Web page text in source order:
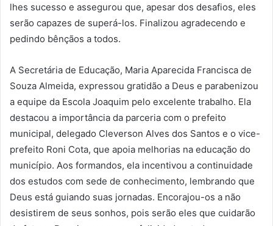
lhes sucesso e assegurou que, apesar dos desafios, eles
serão capazes de superá-los. Finalizou agradecendo e
pedindo bênçãos a todos.
A Secretária de Educação, Maria Aparecida Francisca de
Souza Almeida, expressou gratidão a Deus e parabenizou
a equipe da Escola Joaquim pelo excelente trabalho. Ela
destacou a importância da parceria com o prefeito
municipal, delegado Cleverson Alves dos Santos e o vice-
prefeito Roni Cota, que apoia melhorias na educação do
município. Aos formandos, ela incentivou a continuidade
dos estudos com sede de conhecimento, lembrando que
Deus está guiando suas jornadas. Encorajou-os a não
desistirem de seus sonhos, pois serão eles que cuidarão